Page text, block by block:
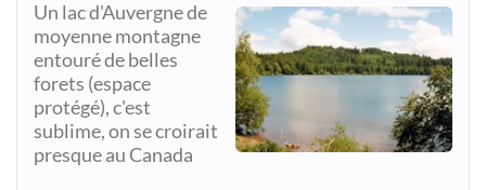
Un lac d'Auvergne de
moyenne montagne
entouré de belles
forets (espace
protégé), c'est
sublime, on se croirait
presque au Canada